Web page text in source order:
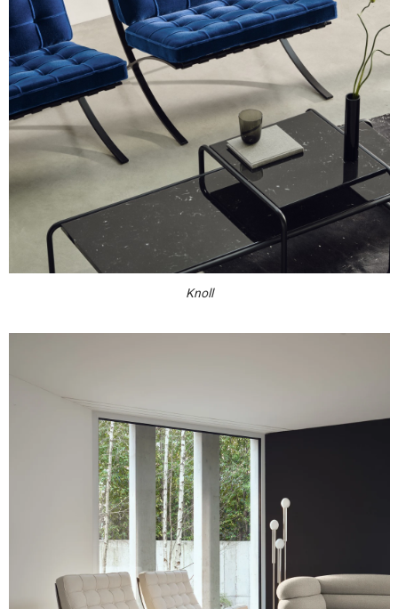
Knoll